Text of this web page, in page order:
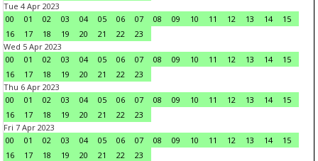
Tue 4 Apr 2023
00
01 02 03 04 05 06 07 08 09 10 11 12 13 14
15
16
17 18 19 20 21 22
23
Wed 5 Apr 2023
00
01 02 03 04 05 06 07 08 09 10 11 12 13 14
15
16
17 18 19 20 21 22
23
Thu 6 Apr 2023
00
01 02 03 04 05 06 07 08 09 10 11 12 13 14
15
16
17 18 19 20 21 22
23
Fri 7 Apr 2023
00
01 02 03 04 05 06 07 08 09 10 11 12 13 14
15
16
17 18 19 20 21 22
23